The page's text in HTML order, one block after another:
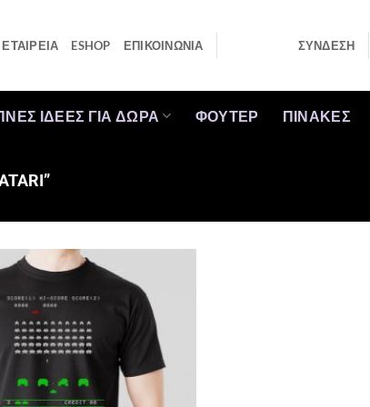
ΕΤΑΙΡΕΙΑ ESHOP ΕΠΙΚΟΙΝΩΝΙΑ ΣΎΝΔΕΣΗ
ΙΔΕΕΣ ΓΙΑ ΔΩΡΑ ΦΟΥΤΕΡ ΠΙΝΑΚΕΣ